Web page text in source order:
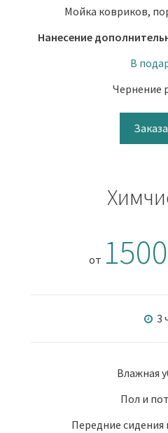
Мойка ковриков,
Нанесение
В
Чернение
от
3
Влажная
Пол и
Передние сидения